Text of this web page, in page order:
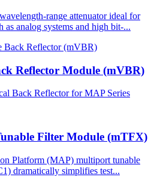
range attenuator ideal for
as analog systems and high bit-...
Reflector Module (mVBR)
Back Reflector for MAP Series
Filter Module (mTFX)
Platform (MAP) multiport tunable
dramatically simplifies test...